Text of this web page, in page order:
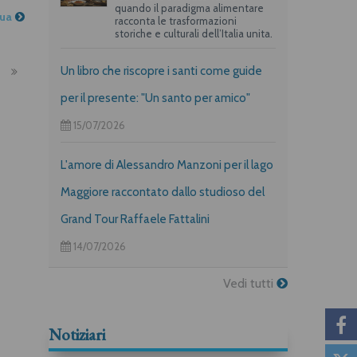
quando il paradigma alimentare
racconta le trasformazioni
storiche e culturali dell’Italia unita.
Un libro che riscopre i santi come guide
per il presente: "Un santo per amico"
15/07/2026
L'amore di Alessandro Manzoni per il lago
Maggiore raccontato dallo studioso del
Grand Tour Raffaele Fattalini
14/07/2026
Vedi tutti
Notiziari